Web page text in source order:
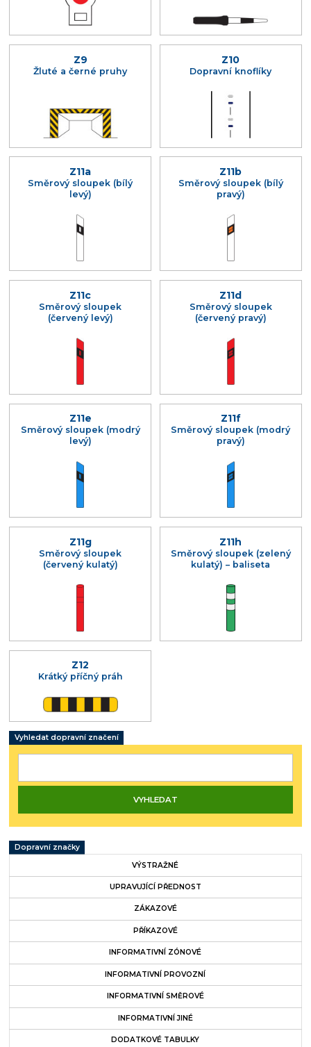
Z9
Žluté a černé pruhy
Z10
Dopravní knoflíky
Z11a
Směrový sloupek (bílý
levý)
Z11b
Směrový sloupek (bílý
pravý)
Z11c
Směrový sloupek
(červený levý)
Z11d
Směrový sloupek
(červený pravý)
Z11e
Směrový sloupek (modrý
levý)
Z11f
Směrový sloupek (modrý
pravý)
Z11g
Směrový sloupek
(červený kulatý)
Z11h
Směrový sloupek (zelený
kulatý) – baliseta
Z12
Krátký příčný práh
Vyhledat dopravní značení
Dopravní značky
VÝSTRAŽNÉ
UPRAVUJÍCÍ PŘEDNOST
ZÁKAZOVÉ
PŘÍKAZOVÉ
INFORMATIVNÍ ZÓNOVÉ
INFORMATIVNÍ PROVOZNÍ
INFORMATIVNÍ SMĚROVÉ
INFORMATIVNÍ JINÉ
DODATKOVÉ TABULKY